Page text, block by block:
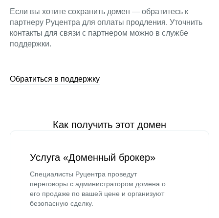
Если вы хотите сохранить домен — обратитесь к
партнеру Руцентра для оплаты продления. Уточнить
контакты для связи с партнером можно в службе
поддержки.
Обратиться в поддержку
Как получить этот домен
Услуга «Доменный брокер»
Специалисты Руцентра проведут
переговоры с администратором домена о
его продаже по вашей цене и организуют
безопасную сделку.